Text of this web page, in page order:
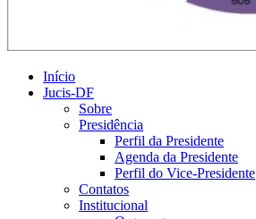
Início
Jucis-DF
Sobre
Presidência
Perfil da Presidente
Agenda da Presidente
Perfil do Vice-Presidente
Contatos
Institucional